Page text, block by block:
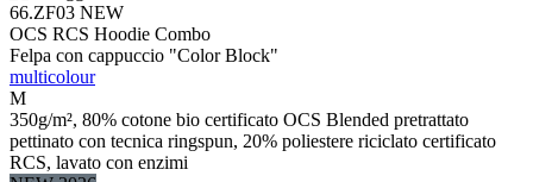
66.ZF03 NEW
OCS RCS Hoodie Combo
Felpa con cappuccio "Color Block"
multicolour
M
350g/m², 80% cotone bio certificato OCS Blended pretrattato
pettinato con tecnica ringspun, 20% poliestere riciclato certificato
RCS, lavato con enzimi